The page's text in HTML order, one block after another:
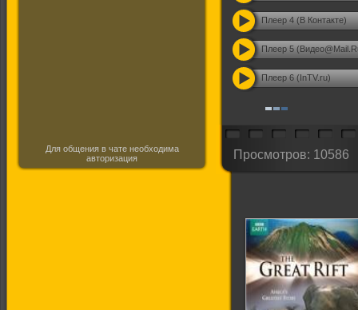
Для общения в чате необходима
авторизация
Плеер 4 (В Контакте)
Плеер 5
Плеер 6 (InTV.ru)
Просмотров: 10586